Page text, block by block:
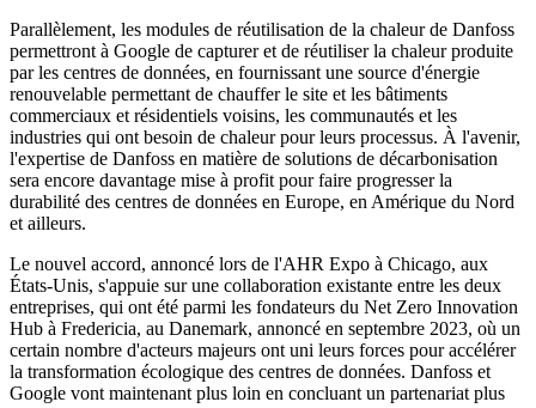
Parallèlement, les modules de réutilisation de la chaleur de Danfoss
permettront à Google de capturer et de réutiliser la chaleur produite
par les centres de données, en fournissant une source d'énergie
renouvelable permettant de chauffer le site et les bâtiments
commerciaux et résidentiels voisins, les communautés et les
industries qui ont besoin de chaleur pour leurs processus. À l'avenir,
l'expertise de Danfoss en matière de solutions de décarbonisation
sera encore davantage mise à profit pour faire progresser la
durabilité des centres de données en Europe, en Amérique du Nord
et ailleurs.
Le nouvel accord, annoncé lors de l'AHR Expo à Chicago, aux
États-Unis, s'appuie sur une collaboration existante entre les deux
entreprises, qui ont été parmi les fondateurs du Net Zero Innovation
Hub à Fredericia, au Danemark, annoncé en septembre 2023, où un
certain nombre d'acteurs majeurs ont uni leurs forces pour accélérer
la transformation écologique des centres de données. Danfoss et
Google vont maintenant plus loin en concluant un partenariat plus